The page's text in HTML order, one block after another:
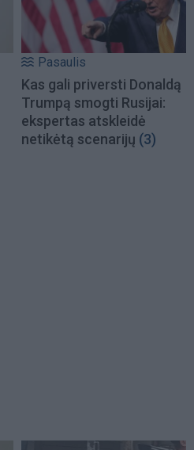
Pasaulis
Kas gali priversti Donaldą
Trumpą smogti Rusijai:
ekspertas atskleidė
netikėtą scenarijų (3)